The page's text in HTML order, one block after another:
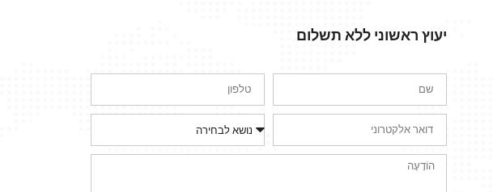
יעוץ ראשוני ללא תשלום